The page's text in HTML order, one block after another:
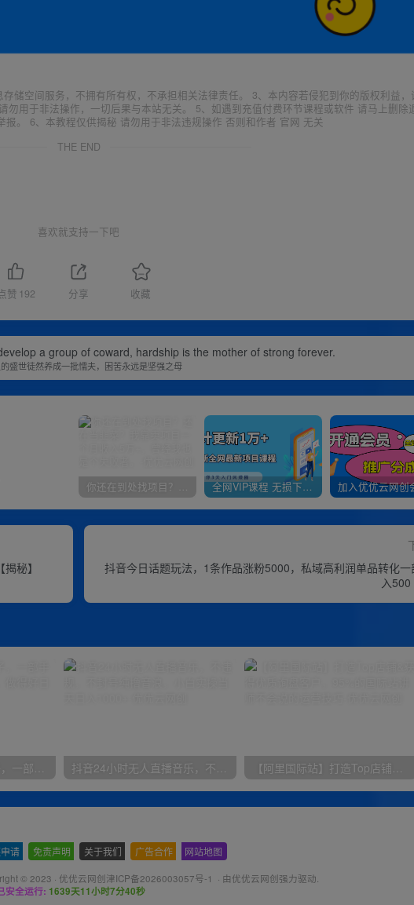
储空间服务，不拥有所有权，不承担相关法律责任。 3、本内容若侵犯到你的版权利益，
用于非法操作，一切后果与本站无关。 5、如遇到充值付费环节课程或软件 请马上删除
。 6、本教程仅供揭秘 请勿用于非法违规操作 否则和作者 官网 无关
THE END
喜欢就支持一下吧
赞 192 分享 收藏
a group of coward, hardship is the mother of strong forever.
盛世徒然养成一批懦夫，困苦永远是坚强之母
你还在到处找项目？还在当韭菜？我靠卖项目一个月收入5万+，曾经我也是个失败者。 全网VIP课程 无损下载~
秘】
抖音今日话题玩法，1条作品涨粉5000，私域高利润单品转化一
入500
小红书最新拉新野路子，一部手机即可操作，一单15块，做得好日入2000+ 抖音24小时无人直播音乐，不违规，不封号纯撸音浪，小白实操当天日入1000+ 【阿里国际站】打造Top店铺&获得优质询盘客户，​95%的国际站讲师不会说的运营技巧
请 免责声明 关于我们 广告合作 网站地图
© 2023 · 优优云网创津ICP备2026003057号-1 · 由优优云网创强力驱动.
安全运行: 1639天11小时7分42秒